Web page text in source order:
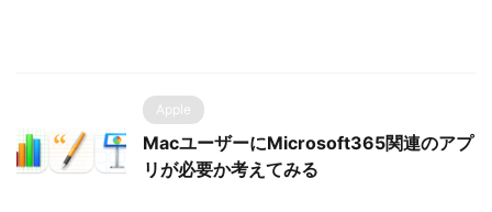
Apple
MacユーザーにMicrosoft365関連のアプ
リが必要か考えてみる